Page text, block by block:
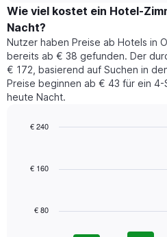
hat
1
Y-
Achse,
die
den
durchschnittlichen
Zimmerpreis
den
durchschnittlichen
Preis
eines
Zimmers
für
den
jeweiligen
Das
die
Wie viel kostet ein Hotel-
Nacht?
Nutzer haben Preise ab Hotels in
bereits ab € 38 gefunden. Der
€ 172, basierend auf Suchen in
Preise beginnen ab € 43 für ein
heute Nacht.
with
Das
€ 80
€ 160
€ 240